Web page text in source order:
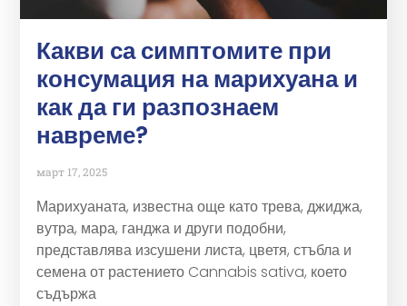
Какви са симптомите при
консумация на марихуана и
как да ги разпознаем
навреме?
март 17, 2025
Марихуаната, известна още като трева, джиджа,
вутра, мара, ганджа и други подобни,
представлява изсушени листа, цветя, стъбла и
семена от растението Cannabis sativa, което
съдържа